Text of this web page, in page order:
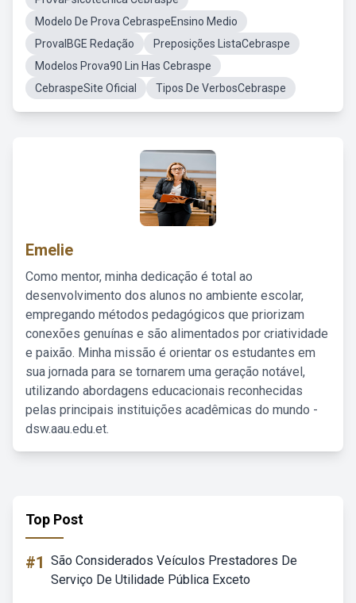
Modelo De Prova CebraspeEnsino Medio
ProvaIBGE Redação
Preposições ListaCebraspe
Modelos Prova90 Lin Has Cebraspe
CebraspeSite Oficial
Tipos De VerbosCebraspe
Emelie
Como mentor, minha dedicação é total ao
desenvolvimento dos alunos no ambiente escolar,
empregando métodos pedagógicos que priorizam
conexões genuínas e são alimentados por criatividade
e paixão. Minha missão é orientar os estudantes em
sua jornada para se tornarem uma geração notável,
utilizando abordagens educacionais reconhecidas
pelas principais instituições acadêmicas do mundo -
dsw.aau.edu.et.
Top Post
#1 São Considerados Veículos Prestadores De
Serviço De Utilidade Pública Exceto